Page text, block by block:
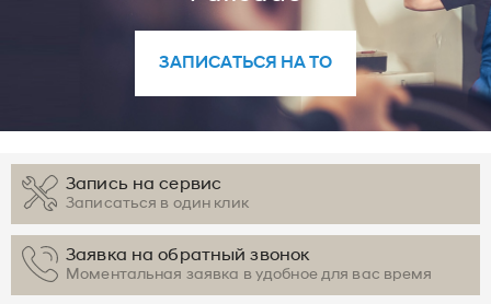
ЗАПИСАТЬСЯ НА ТО
Запись на сервис
Записаться в один клик
Заявка на обратный звонок
Моментальная заявка в удобное для вас время